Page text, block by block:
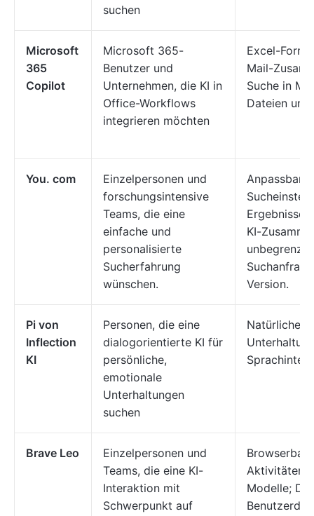
suchen
Microsoft
365
Copilot
Microsoft 365-
Benutzer und
Unternehmen, die KI in
Office-Workflows
integrieren möchten
Excel-
Mail-
Suche in
Dateien
You. com
Einzelpersonen und
forschungsintensive
Teams, die eine
einfache und
personalisierte
Sucherfahrung
wünschen.
Anpassbare
Ergebnisse
KI-
Version.
Pi von
Inflection
KI
Personen, die eine
dialogorientierte KI für
persönliche,
emotionale
Unterhaltungen
suchen
Natürliche,
Brave Leo
Einzelpersonen und
Teams, die eine KI-
Interaktion mit
Schwerpunkt auf
Aktivitäten;
Modelle;